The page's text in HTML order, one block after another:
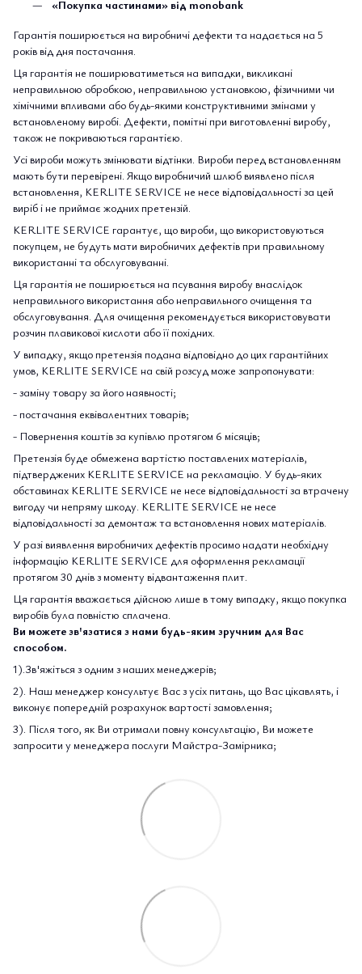
«Покупка частинами» від monobank
Гарантія поширюється на виробничі дефекти та надається на 5
років від дня постачання.
Ця гарантія не поширюватиметься на випадки, викликані
неправильною обробкою, неправильною установкою, фізичними чи
хімічними впливами або будь-якими конструктивними змінами у
встановленому виробі. Дефекти, помітні при виготовленні виробу,
також не покриваються гарантією.
Усі вироби можуть змінювати відтінки. Вироби перед встановленням
мають бути перевірені. Якщо виробничий шлюб виявлено після
встановлення, KERLITE SERVICE не несе відповідальності за цей
виріб і не приймає жодних претензій.
KERLITE SERVICE гарантує, що вироби, що використовуються
покупцем, не будуть мати виробничих дефектів при правильному
використанні та обслуговуванні.
Ця гарантія не поширюється на псування виробу внаслідок
неправильного використання або неправильного очищення та
обслуговування. Для очищення рекомендується використовувати
розчин плавикової кислоти або її похідних.
У випадку, якщо претензія подана відповідно до цих гарантійних
умов, KERLITE SERVICE на свій розсуд може запропонувати:
- заміну товару за його наявності;
- постачання еквівалентних товарів;
- Повернення коштів за купівлю протягом 6 місяців;
Претензія буде обмежена вартістю поставлених матеріалів,
підтверджених KERLITE SERVICE на рекламацію. У будь-яких
обставинах KERLITE SERVICE не несе відповідальності за втрачену
вигоду чи непряму шкоду. KERLITE SERVICE не несе
відповідальності за демонтаж та встановлення нових матеріалів.
У разі виявлення виробничих дефектів просимо надати необхідну
інформацію KERLITE SERVICE для оформлення рекламації
протягом 30 днів з моменту відвантаження плит.
Ця гарантія вважається дійсною лише в тому випадку, якщо покупка
виробів була повністю сплачена.
Ви можете зв'язатися з нами будь-яким зручним для Вас
способом.
1).Зв'яжіться з одним з наших менеджерів;
2). Наш менеджер консультує Вас з усіх питань, що Вас цікавлять, і
виконує попередній розрахунок вартості замовлення;
3). Після того, як Ви отримали повну консультацію, Ви можете
запросити у менеджера послуги Майстра-Замірника;